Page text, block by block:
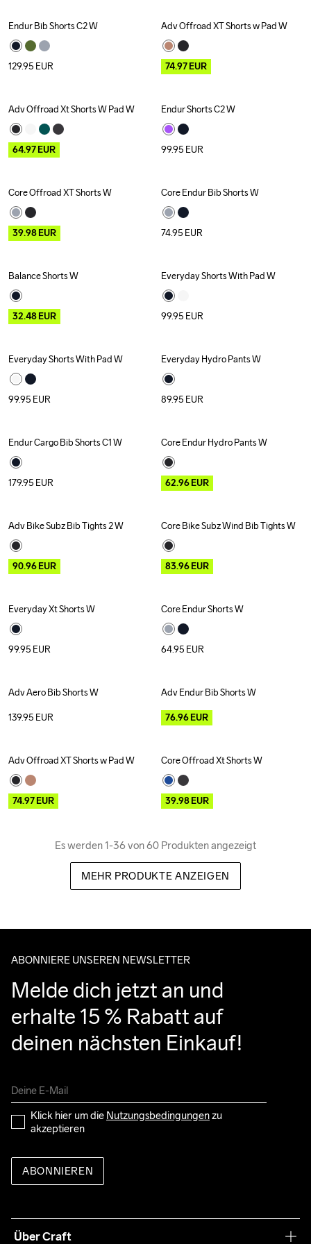
Endur Bib Shorts C2 W
129.95 EUR
Outlet
Adv Offroad XT Shorts w Pad W
74.97EUR
Outlet
Adv Offroad Xt Shorts W Pad W
64.97EUR
Endur Shorts C2 W
99.95 EUR
Outlet
Core Offroad XT Shorts W
39.98EUR
Core Endur Bib Shorts W
74.95 EUR
Outlet
Balance Shorts W
32.48EUR
Everyday Shorts With Pad W
99.95 EUR
Everyday Shorts With Pad W
99.95 EUR
Everyday Hydro Pants W
89.95 EUR
Endur Cargo Bib Shorts C1 W
179.95 EUR
Outlet Recycled
Core Endur Hydro Pants W
62.96EUR
Outlet
Adv Bike Subz Bib Tights 2 W
90.96EUR
Outlet Recycled
Core Bike Subz Wind Bib Tights W
83.96EUR
Everyday Xt Shorts W
99.95 EUR
Core Endur Shorts W
64.95 EUR
Adv Aero Bib Shorts W
139.95 EUR
Outlet
Adv Endur Bib Shorts W
76.96EUR
Outlet
Adv Offroad XT Shorts w Pad W
74.97EUR
Outlet
Core Offroad Xt Shorts W
39.98EUR
Es werden 1-36 von 60 Produkten angezeigt
MEHR PRODUKTE ANZEIGEN
ABONNIERE UNSEREN NEWSLETTER
Melde dich jetzt an und
erhalte 15 % Rabatt auf
deinen nächsten Einkauf!
Klick hier um die Nutzungsbedingungen zu
akzeptieren
ABONNIEREN
Über Craft